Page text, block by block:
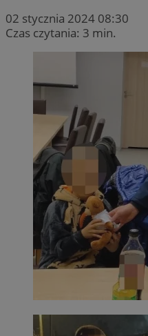
02 stycznia 2024 08:30
Czas czytania: 3 min.